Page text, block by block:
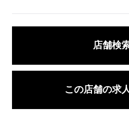
店舗検
この店舗の求